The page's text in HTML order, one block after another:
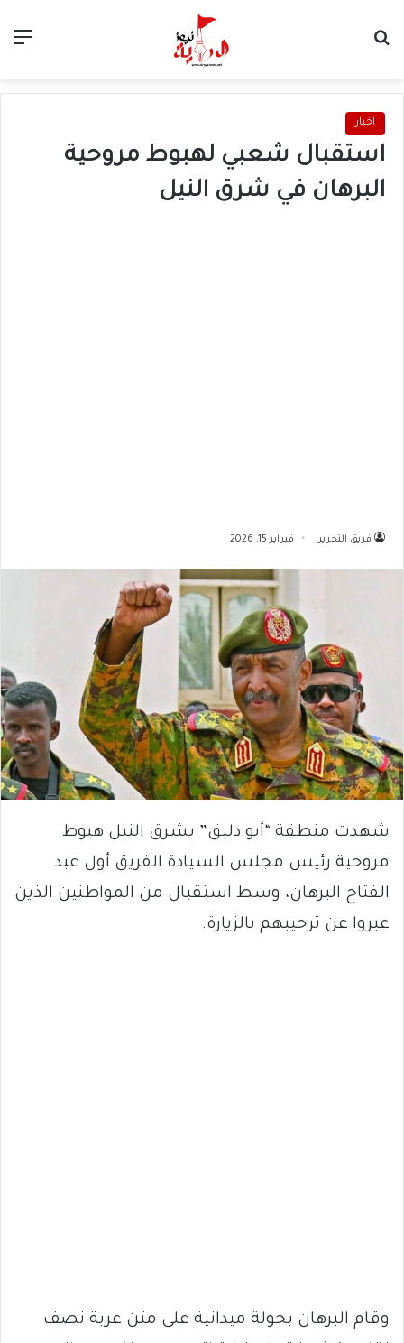
اخبار
استقبال شعبي لهبوط مروحية
البرهان في شرق النيل
فريق التحرير فبراير 15, 2026
شهدت منطقة “أبو دليق” بشرق النيل هبوط
مروحية رئيس مجلس السيادة الفريق أول عبد
الفتاح البرهان، وسط استقبال من المواطنين الذين
عبروا عن ترحيبهم بالزيارة.
وقام البرهان بجولة ميدانية على متن عربة نصف